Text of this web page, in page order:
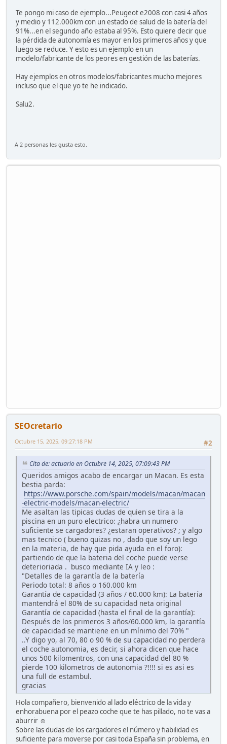
Te pongo mi caso de ejemplo...Peugeot e2008 con casi 4 años
y medio y 112.000km con un estado de salud de la batería del
91%...en el segundo año estaba al 95%. Esto quiere decir que
la pérdida de autonomía es mayor en los primeros años y que
luego se reduce. Y esto es un ejemplo en un
modelo/fabricante de los peores en gestión de las baterías.
Hay ejemplos en otros modelos/fabricantes mucho mejores
incluso que el que yo te he indicado.
Salu2.
A 2 personas les gusta esto.
SEOcretario
#2
Octubre 15, 2025, 09:27:18 PM
Cita de: actuario en Octubre 14, 2025, 07:09:43 PM
Queridos amigos acabo de encargar un Macan. Es esta
bestia parda:
https://www.porsche.com/spain/models/macan/macan
-electric-models/macan-electric/
Me asaltan las tipicas dudas de quien se tira a la
piscina en un puro electrico: ¿habra un numero
suficiente se cargadores? ¿estaran operativos? ; y algo
mas tecnico ( bueno quizas no , dado que soy un lego
en la materia, de hay que pida ayuda en el foro):
partiendo de que la bateria del coche puede verse
deterioriada . busco mediante IA y leo :
"Detalles de la garantía de la batería
Periodo total: 8 años o 160.000 km
Garantía de capacidad (3 años / 60.000 km): La batería
mantendrá el 80% de su capacidad neta original
Garantía de capacidad (hasta el final de la garantía):
Después de los primeros 3 años/60.000 km, la garantía
de capacidad se mantiene en un mínimo del 70% "
..Y digo yo, al 70, 80 o 90 % de su capacidad no perdera
el coche autonomia, es decir, si ahora dicen que hace
unos 500 kilomentros, con una capacidad del 80 %
pierde 100 kilometros de autonomia ?!!!! si es asi es
una full de estambul.
gracias
Hola compañero, bienvenido al lado eléctrico de la vida y
enhorabuena por el peazo coche que te has pillado, no te vas a
aburrir ☺️
Sobre las dudas de los cargadores el número y fiabilidad es
suficiente para moverse por casi toda España sin problema, en